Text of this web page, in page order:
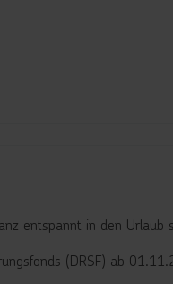
entspannt in den Urlaub
(DRSF) ab